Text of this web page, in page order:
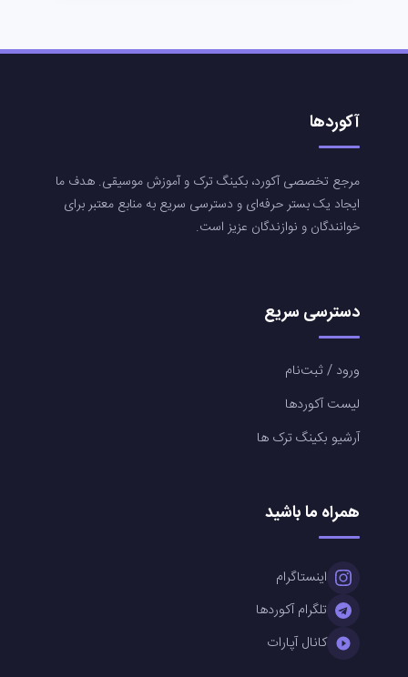
آکوردها
مرجع تخصصی آکورد، بکینگ ترک و آموزش موسیقی. هدف ما
ایجاد یک بستر حرفه‌ای و دسترسی سریع به منابع معتبر برای
خوانندگان و نوازندگان عزیز است.
دسترسی سریع
ورود / ثبت‌نام
لیست آکوردها
آرشیو بکینگ ترک ها
همراه ما باشید
اینستاگرام
تلگرام آکوردها
کانال آپارات